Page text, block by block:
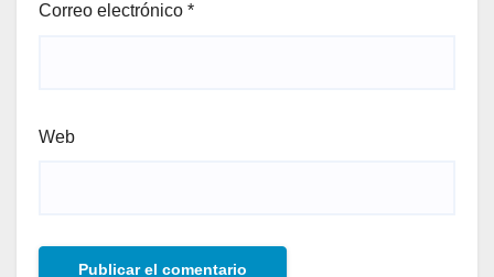
Correo electrónico *
Web